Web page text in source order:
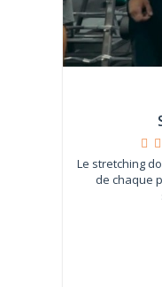
Le stretching
de chaque